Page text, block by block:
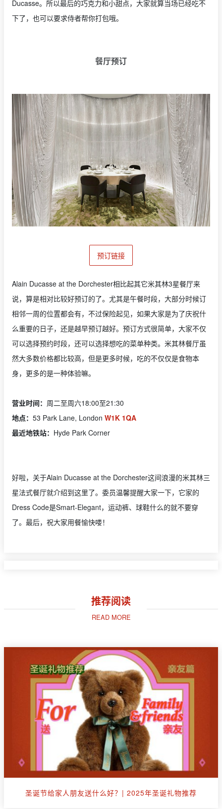
Ducasse。所以最后的巧克力和小甜点，大家就算当场已经吃不
下了，也可以要求侍者帮你打包哦。
餐厅预订
预订链接
Alain Ducasse at the Dorchester相比起其它米其林3星餐厅来
说，算是相对比较好预订的了。尤其是午餐时段，大部分时候订
相邻一周的位置都会有，不过保险起见，如果大家是为了庆祝什
么重要的日子，还是越早预订越好。预订方式很简单，大家不仅
可以选择预约时段，还可以选择想吃的菜单种类。米其林餐厅虽
然大多数价格都比较高，但是更多时候，吃的不仅仅是食物本
身，更多的是一种体验嘛。
营业时间： 周二至周六18:00至21:30
地点： 53 Park Lane, London W1K 1QA
最近地铁站： Hyde Park Corner
好啦，关于Alain Ducasse at the Dorchester这间浪漫的米其林三
星法式餐厅就介绍到这里了。委员温馨提醒大家一下，它家的
Dress Code是Smart-Elegant，运动裤、球鞋什么的就不要穿
了。最后，祝大家用餐愉快喽！
推荐阅读
READ MORE
圣诞节给家人朋友送什么好？| 2025年圣诞礼物推荐